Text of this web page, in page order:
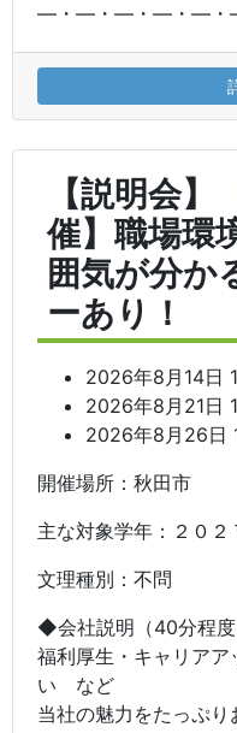
―・―・―・―・―・
【説明会】
催】職場環
囲気が分か
ーあり！
2026年8月14日
2026年8月21日
2026年8月26日
開催場所：秋田市
主な対象学年：２０２
文理種別：不問
◆会社説明（40分程度
福利厚生・キャリア
い など
当社の魅力をたっぷ